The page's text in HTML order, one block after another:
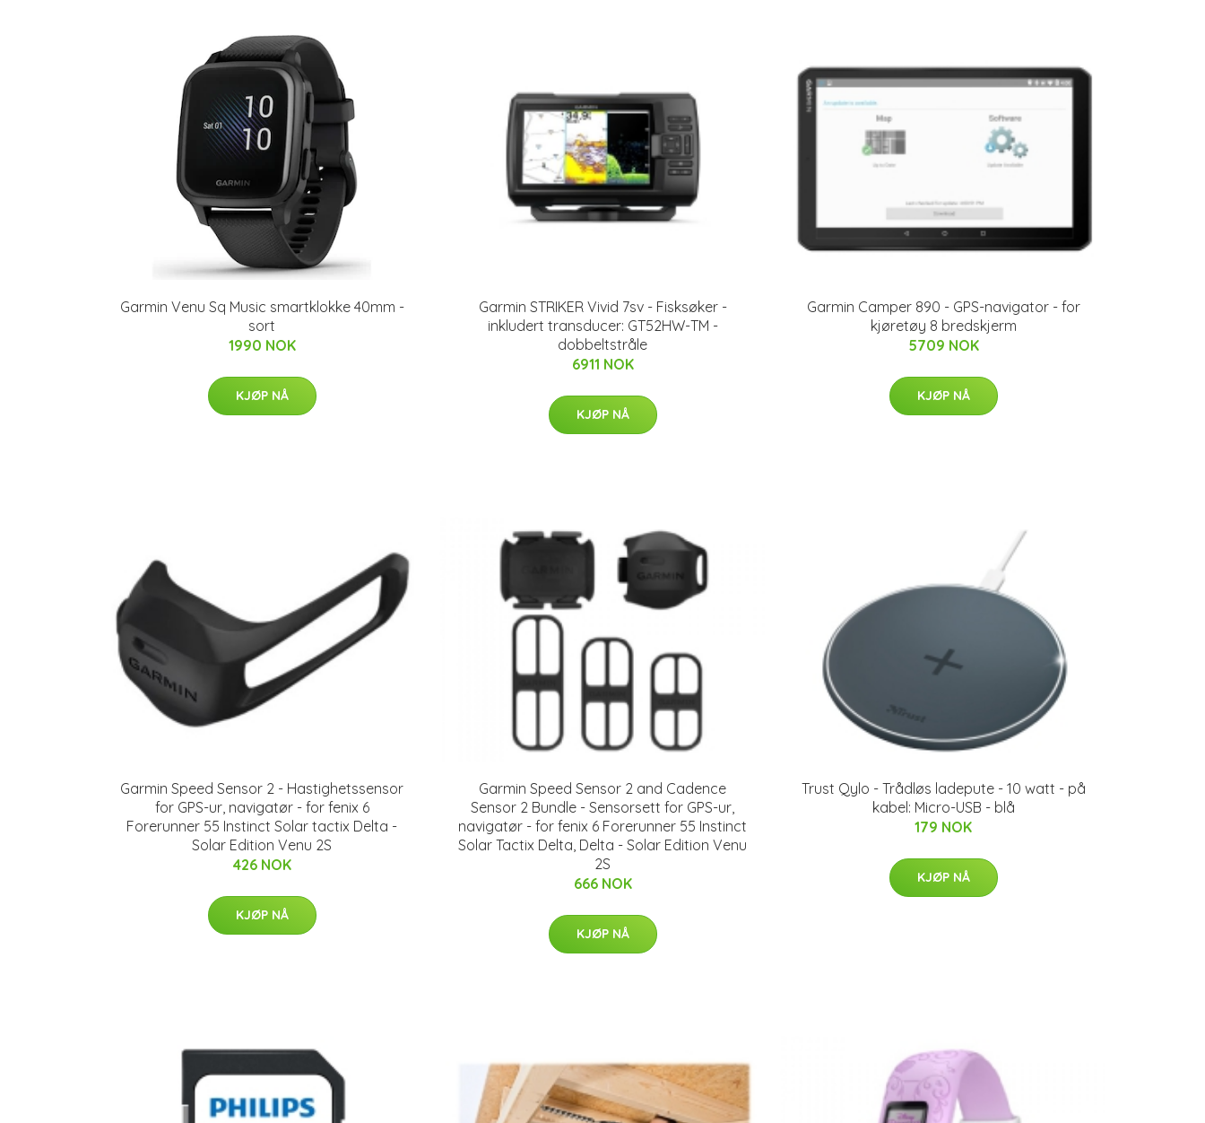
Garmin Venu Sq Music smartklokke 40mm -
sort
1990 NOK
KJØP NÅ
Garmin STRIKER Vivid 7sv - Fisksøker -
inkludert transducer: GT52HW-TM -
dobbeltstråle
6911 NOK
KJØP NÅ
Garmin Camper 890 - GPS-navigator - for
kjøretøy 8 bredskjerm
5709 NOK
KJØP NÅ
Garmin Speed Sensor 2 - Hastighetssensor
for GPS-ur, navigatør - for fenix 6
Forerunner 55 Instinct Solar tactix Delta -
Solar Edition Venu 2S
426 NOK
KJØP NÅ
Garmin Speed Sensor 2 and Cadence
Sensor 2 Bundle - Sensorsett for GPS-ur,
navigatør - for fenix 6 Forerunner 55 Instinct
Solar Tactix Delta, Delta - Solar Edition Venu
2S
666 NOK
KJØP NÅ
Trust Qylo - Trådløs ladepute - 10 watt - på
kabel: Micro-USB - blå
179 NOK
KJØP NÅ